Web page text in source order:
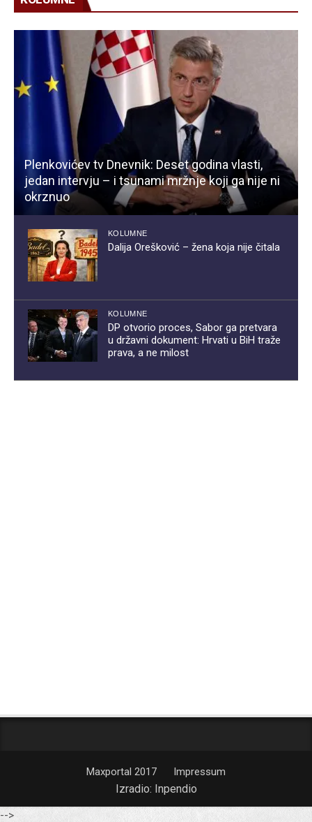
Plenkovićev tv Dnevnik: Deset godina vlasti,
jedan intervju – i tsunami mržnje koji ga nije ni
okrznuo
KOLUMNE
Dalija Orešković – žena koja nije čitala
KOLUMNE
DP otvorio proces, Sabor ga pretvara
u državni dokument: Hrvati u BiH traže
prava, a ne milost
Maxportal 2017 Impressum
Izradio: Inpendio
-->